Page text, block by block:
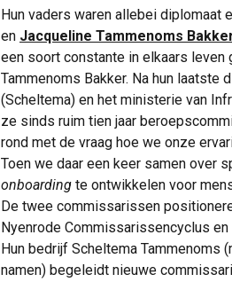
Hun vaders waren allebei diplomaat
en Jacqueline Tammenoms
een soort constante in elkaars leven
Tammenoms Bakker. Na hun
(Scheltema) en het ministerie van
ze sinds ruim tien jaar
rond met de vraag hoe we onze
Toen we daar een keer samen over
onboarding te ontwikkelen voor
De twee commissarissen
Nyenrode Commissarissencyclus en
Hun bedrijf Scheltema Tammenoms
namen) begeleidt nieuwe